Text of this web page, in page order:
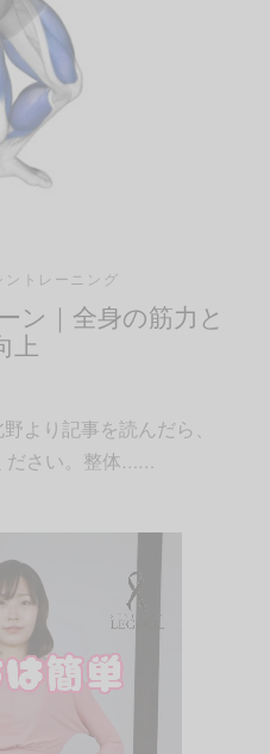
ントレーニング
ン｜全身の筋力と
上
より記事を読んだら、
ださい。整体……